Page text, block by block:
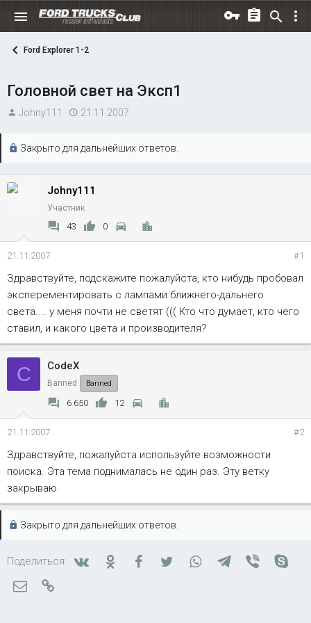
Ford Explorer 1-2
Головной свет на Эксп1
А
т
р
ы
Johny111
Д
н
а
ч
л
21.11.2007
Закрыто для дальнейших ответов.
Johny111
Участник
43 0
21.11.2007 #1
Здравствуйте, подскажите пожалуйста, кто нибудь пробовал
эксперементировать с лампами ближнего-дальнего
света.... у меня почти не светят ((( Кто что думает, кто чего
ставил, и какого цвета и производителя?
C CodeX
Banned Banned
6 650 12
21.11.2007 #2
Здравствуйте, пожалуйста используйте возможности
поиска. Эта тема поднималась не один раз. Эту ветку
закрываю.
Закрыто для дальнейших ответов.
Поделиться: ВконтактеОдноклассники
FacebookTwitterWhatsAppTelegram
Viber
Электронная почта